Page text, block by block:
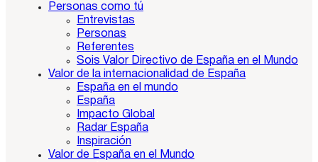
Personas como tú
Entrevistas
Personas
Referentes
Sois Valor Directivo de España en el Mundo
Valor de la internacionalidad de España
España en el mundo
España
Impacto Global
Radar España
Inspiración
Valor de España en el Mundo